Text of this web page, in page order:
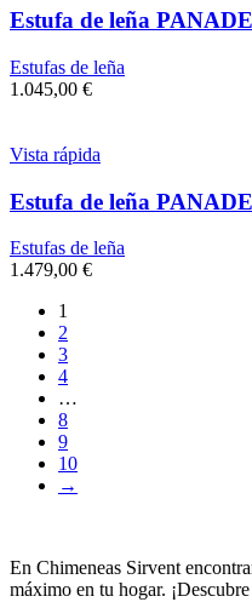
Estufa de leña
Estufas de leña
1.045,00 €
Vista rápida
Estufa de leña
Estufas de leña
1.479,00 €
1
2
3
4
…
8
9
10
→
En Chimeneas Sirvent
máximo en tu hogar.